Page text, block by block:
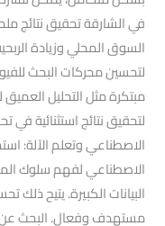
في الشارقة تحقيق نتائج
السوق المحلي وزيادة
لتحسين محركات البحث
مبتكرة مثل التحليل
لتحقيق نتائج استثنائية
الاصطناعي وتعلم الآلة:
الاصطناعي لفهم سلوك
البيانات الكبيرة. يتيح
مستهدف وفعال. البحث عن